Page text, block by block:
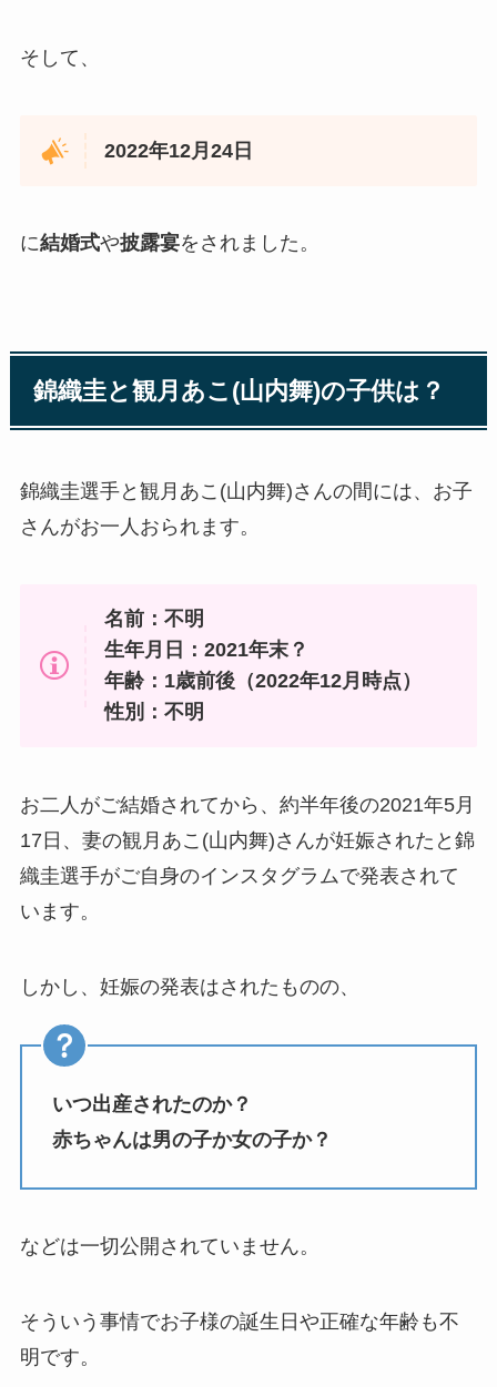
そして、
2022年12月24日
に結婚式や披露宴をされました。
錦織圭と観月あこ(山内舞)の子供は？
錦織圭選手と観月あこ(山内舞)さんの間には、お子
さんがお一人おられます。
名前：不明
生年月日：2021年末？
年齢：1歳前後（2022年12月時点）
性別：不明
お二人がご結婚されてから、約半年後の2021年5月
17日、妻の観月あこ(山内舞)さんが妊娠されたと錦
織圭選手がご自身のインスタグラムで発表されて
います。
しかし、妊娠の発表はされたものの、
いつ出産されたのか？
赤ちゃんは男の子か女の子か？
などは一切公開されていません。
そういう事情でお子様の誕生日や正確な年齢も不
明です。